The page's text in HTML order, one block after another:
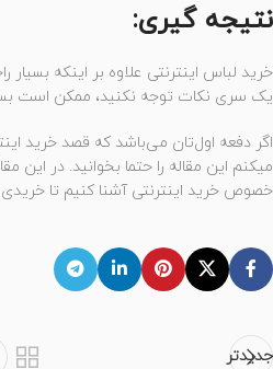
نتیجه گیری:
خرید لباس اینترنتی علاوه بر اینکه
یک سری نکات توجه نکنید، ممکن است
اگر دفعه اول‌تان می‌باشد که قصد خرید
میکنم این مقاله را حتما بخوانید. در این
خصوص خرید اینترنتی آشنا کنیم تا
جدیدتر